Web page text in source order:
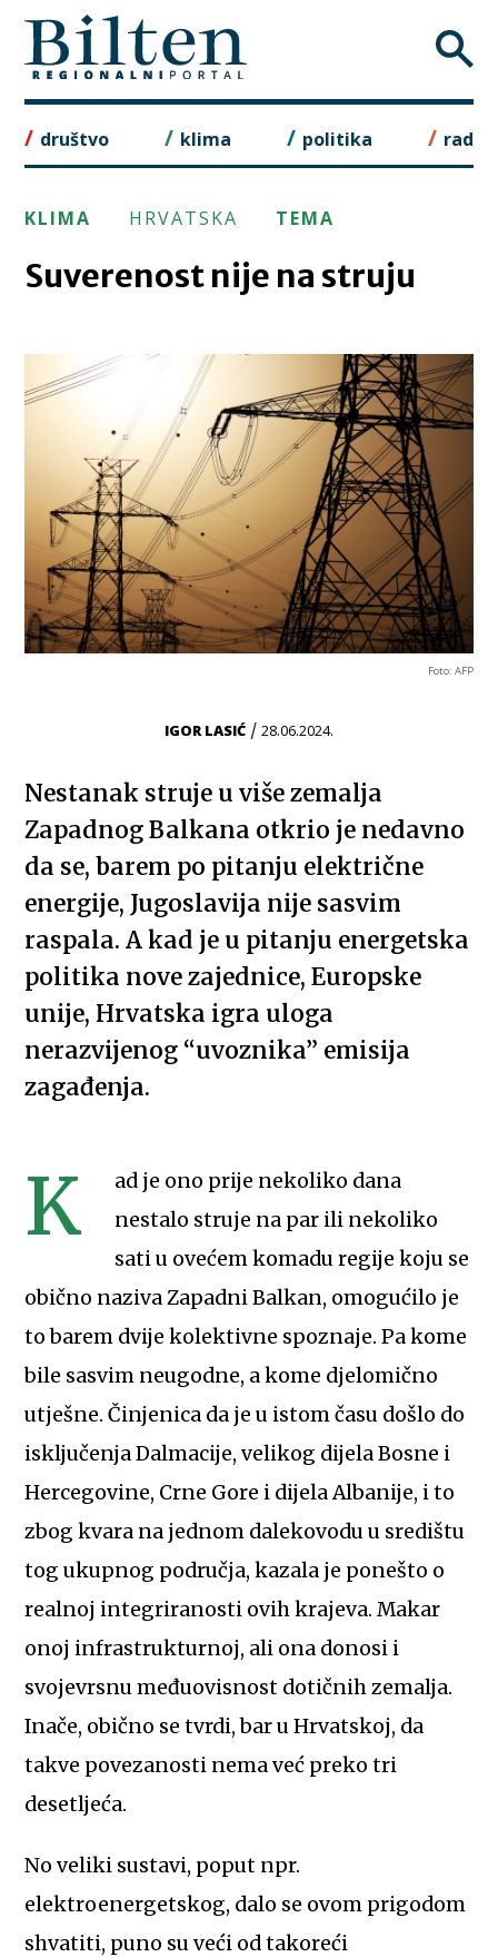
to
content
društvo klima politika rad
KLIMA HRVATSKA TEMA
Suverenost nije na struju
Foto: AFP
IGOR LASIĆ / 28.06.2024.
Nestanak struje u više zemalja
Zapadnog Balkana otkrio je nedavno
da se, barem po pitanju električne
energije, Jugoslavija nije sasvim
raspala. A kad je u pitanju energetska
politika nove zajednice, Europske
unije, Hrvatska igra uloga
nerazvijenog “uvoznika” emisija
zagađenja.
K
ad je ono prije nekoliko dana
nestalo struje na par ili nekoliko
sati u ovećem komadu regije koju se
obično naziva Zapadni Balkan, omogućilo je
to barem dvije kolektivne spoznaje. Pa kome
bile sasvim neugodne, a kome djelomično
utješne. Činjenica da je u istom času došlo do
isključenja Dalmacije, velikog dijela Bosne i
Hercegovine, Crne Gore i dijela Albanije, i to
zbog kvara na jednom dalekovodu u središtu
tog ukupnog područja, kazala je ponešto o
realnoj integriranosti ovih krajeva. Makar
onoj infrastrukturnoj, ali ona donosi i
svojevrsnu međuovisnost dotičnih zemalja.
Inače, obično se tvrdi, bar u Hrvatskoj, da
takve povezanosti nema već preko tri
desetljeća.
No veliki sustavi, poput npr.
elektroenergetskog, dalo se ovom prigodom
shvatiti, puno su veći od takoreći